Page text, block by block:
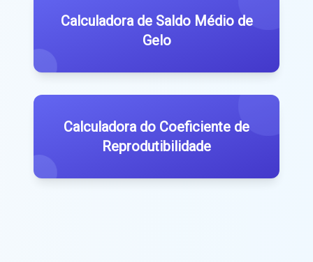
Calculadora de Saldo Médio de
Gelo
Calculadora do Coeficiente de
Reprodutibilidade